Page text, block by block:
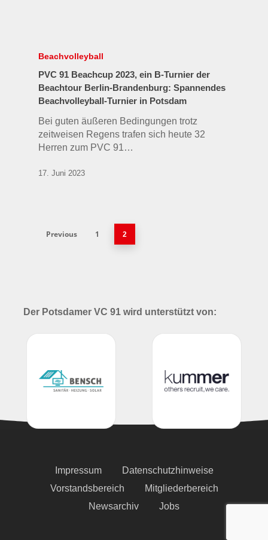
Beachvolleyball
PVC 91 Beachcup 2023, ein B-Turnier der
Beachtour Berlin-Brandenburg: Spannendes
Beachvolleyball-Turnier in Potsdam
Bei guten äußeren Bedingungen trotz
zeitweisen Regens trafen sich heute 32
Herren zum PVC 91…
17. Juni 2023
Previous 1 2
Der Potsdamer VC 91 wird unterstützt von:
Impressum
Datenschutzhinweise
Vorstandsbereich
Mitgliederbereich
Newsarchiv
Jobs